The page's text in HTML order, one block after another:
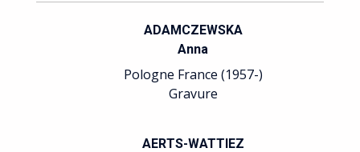
ADAMCZEWSKA
Anna
Pologne France (1957-)
Gravure
AERTS-WATTIEZ